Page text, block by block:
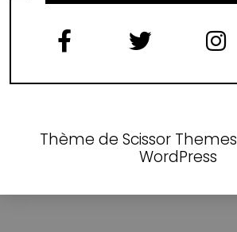
Thème de Scissor Themes
WordPress